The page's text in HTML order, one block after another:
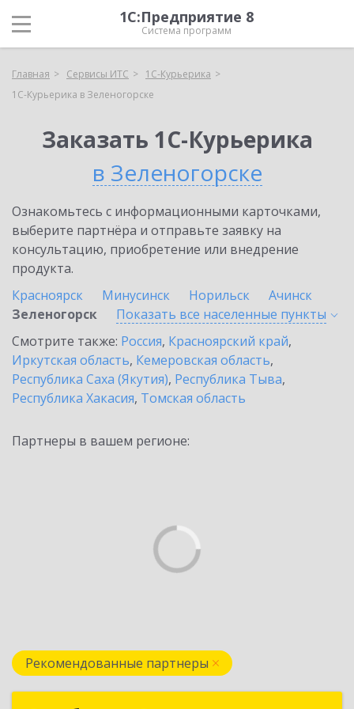
1С:Предприятие 8
Система программ
Главная Сервисы ИТС
1С-Курьерика
1С-Курьерика в Зеленогорске
Заказать 1С-Курьерика
в Зеленогорске
Ознакомьтесь с информационными карточками,
выберите партнёра и отправьте заявку на
консультацию, приобретение или внедрение
продукта.
Красноярск
Минусинск Норильск
Ачинск
Зеленогорск
Показать все населенные пункты
Смотрите также: Россия, Красноярский край,
Иркутская область, Кемеровская область,
Республика Саха (Якутия), Республика Тыва,
Республика Хакасия, Томская область
Партнеры в вашем регионе:
Рекомендованные партнеры